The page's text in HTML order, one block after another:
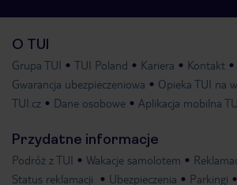
O TUI
Grupa TUI TUI Poland Kariera
Kontakt
Gwarancja ubezpieczeniowa
Opieka TUI na
TUI.cz
Dane osobowe Aplikacja mobilna
Przydatne informacje
Podróż z TUI Wakacje samolotem
Status reklamacji
Ubezpieczenia Parkingi